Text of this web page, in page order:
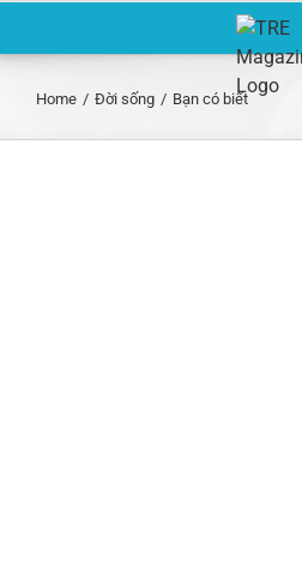
Home / Đời sống / Bạn có biết